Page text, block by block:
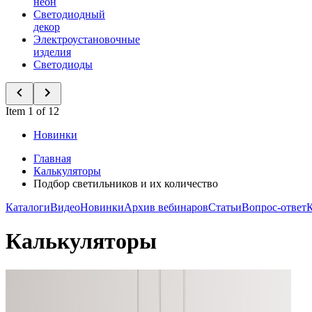
Светодиодный
декор
Электроустановочные
изделия
Светодиоды
Item 1 of 12
Новинки
Главная
Калькуляторы
Подбор светильников и их количество
КаталогиВидеоНовинкиАрхив вебинаровСтатьиВопрос-ответ
Калькуляторы